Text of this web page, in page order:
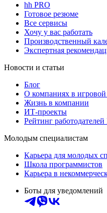
hh PRO
Готовое резюме
Все сервисы
Хочу у вас работать
Производственный
Экспертная
Новости и статьи
Блог
О компаниях в
Жизнь в компании
ИТ-проекты
Рейтинг работодателей
Молодым специалистам
Карьера для молодых
Школа программистов
Карьера в
Боты для уведомлений